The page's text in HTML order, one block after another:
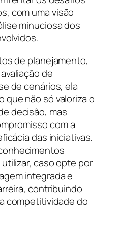
com uma visão
minuciosa dos
de planejamento,
de
de cenários, ela
que não só valoriza o
decisão, mas
com a
das iniciativas.
caso opte por
integrada e
contribuindo
competitividade do